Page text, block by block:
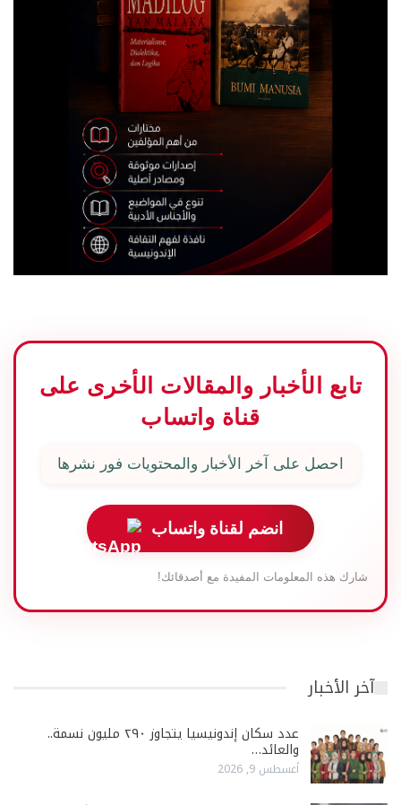
تابع الأخبار والمقالات الأخرى على
قناة واتساب
احصل على آخر الأخبار والمحتويات فور نشرها
انضم لقناة واتساب
شارك هذه المعلومات المفيدة مع أصدقائك!
آخر الأخبار
عدد سكان إندونيسيا يتجاوز ٢٩٠ مليون نسمة..
والعائد…
أغسطس 9, 2026